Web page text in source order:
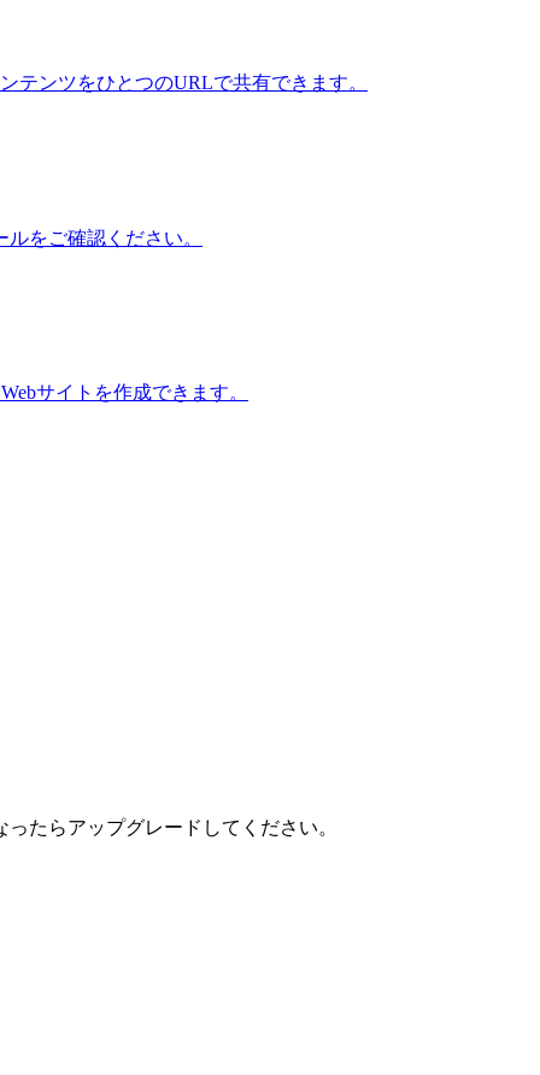
テンツをひとつのURLで共有できます。
をご確認ください。
サイトを作成できます。
たらアップグレードしてください。